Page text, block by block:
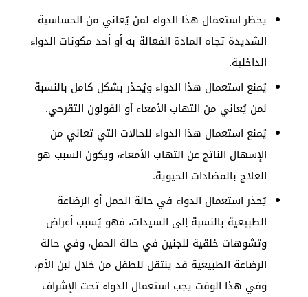
يحظر استعمال هذا الدواء لمن يُعاني من الحساسية
الشديدة تجاه المادة الفعالة به أو أحد مكونات الدواء
الداخلية.
يُمنع استعمال هذا الدواء ويُحذر بشكل كامل بالنسبة
لمن يُعاني من التهاب الأمعاء أو القولون التقرحي.
يُمنع استعمال هذا الدواء للحالات التي تعاني من
الإسهال الناتج عن التهاب الأمعاء، ويكون السبب هو
العلاج بالمضادات الحيوية.
يُحذر استعمال الدواء في حالة الحمل أو الرضاعة
الطبيعية بالنسبة إلى السيدات، فهو يُسبب أعراض
وتشوهات خلقية للجنين في حالة الحمل، وفي حالة
الرضاعة الطبيعية قد ينتقل للطفل من خلال لبن الأم،
وفي هذا الوقت يجب استعمال الدواء تحت الإشراف